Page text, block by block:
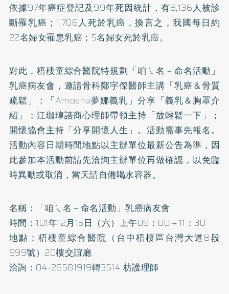
依據97年癌症登記及99年死因統計，有8,136人被診
斷罹乳癌；1,706人死於乳癌，換言之，我國每日約
22名婦女罹患乳癌；5名婦女死於乳癌。
對此，梧棲童綜合醫院特規劃「咱ㄟ名－命名活動」
乳癌病友會，邀請骨科鄭宇傑醫師主講「乳癌＆骨質
疏鬆」；「Amoena夢娜義乳」分享「義乳＆胸罩介
紹」；江珈瑋諮商心理師帶領主持「放輕鬆一下」；
開懷協會主持「分享開懷人生」。活動需事先報名。
活動內容日期時間地點以主辦單位最新公告為準，因
此參加本活動前請先洽詢主辦單位再做確認，以免臨
時異動或取消，當天請自備喝水容器。
名稱：「咱ㄟ名－命名活動」乳癌病友會
時間：101年12月15日（六）上午09：00～11：30
地點：梧棲童綜合醫院（台中梧棲區台灣大道8段
699號）20樓交誼廳
洽詢：04-26581919轉3514 枋護理師